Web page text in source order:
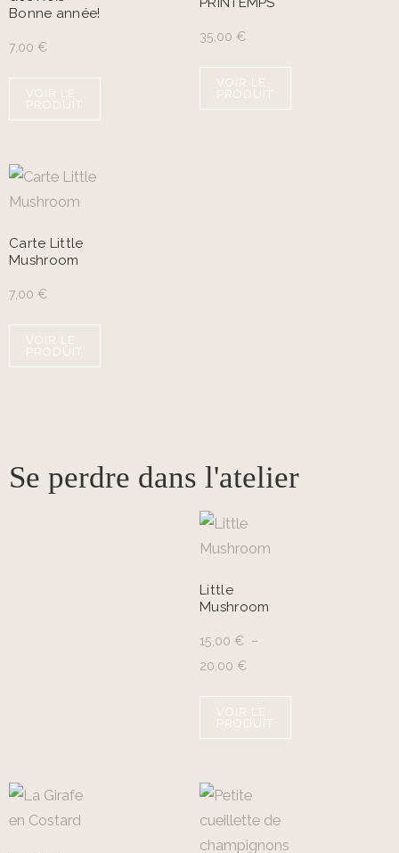
Bonne année!
7,00 €
VOIR LE
PRODUIT
35,00 €
VOIR LE
PRODUIT
Carte Little
Mushroom
7,00 €
VOIR LE
PRODUIT
Se perdre dans l'atelier
Little
Mushroom
15,00 € –
20,00 €
VOIR LE
PRODUIT